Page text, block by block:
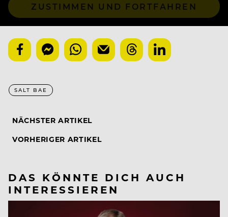
ZUSTIMMEN UND FORTFAHREN
SALT BAE
NÄCHSTER ARTIKEL
VORHERIGER ARTIKEL
DAS KÖNNTE DICH AUCH
INTERESSIEREN